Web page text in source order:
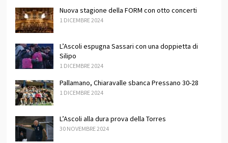
Nuova stagione della FORM con otto concerti
1 DICEMBRE 2024
L’Ascoli espugna Sassari con una doppietta di
Silipo
1 DICEMBRE 2024
Pallamano, Chiaravalle sbanca Pressano 30-28
1 DICEMBRE 2024
L’Ascoli alla dura prova della Torres
30 NOVEMBRE 2024